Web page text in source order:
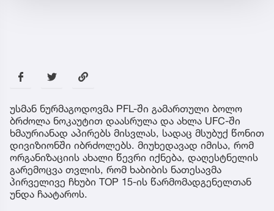
უსმან ნურმაგოდოვმა PFL-ში გამართული ბოლო
ბრძოლა ნოკაუტით დაასრულა და ახლა UFC-ში
ხმაურიანად აპირებს მისვლას, სადაც მსუბუქ წონით
დივიზიონში იბრძოლებს. მიუხედავად იმისა, რომ
ორგანიზაციის ახალი წევრი იქნება, დაღესტნელის
გარემოცვა თვლის, რომ ხაბიბის ნათესავმა
პირველივე ჩხუბი TOP 15-ის წარმომადგენელთან
უნდა ჩაატაროს.